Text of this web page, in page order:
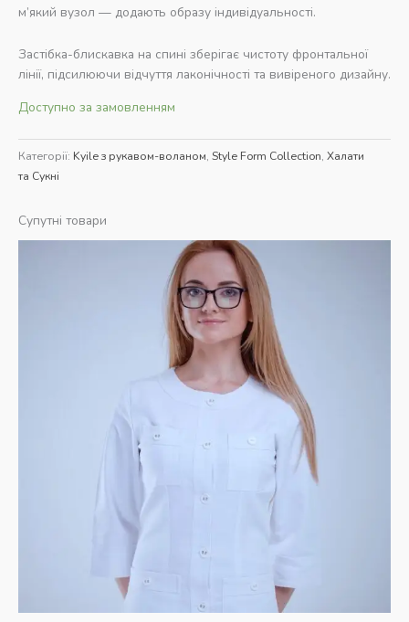
м’який вузол — додають образу індивідуальності.
Застібка-блискавка на спині зберігає чистоту фронтальної
лінії, підсилюючи відчуття лаконічності та вивіреного дизайну.
Доступно за замовленням
Категорії: Kyile з рукавом-воланом, Style Form Collection, Халати
та Сукні
Супутні товари